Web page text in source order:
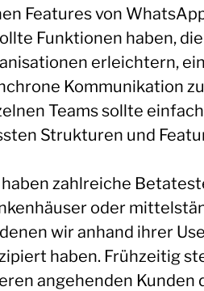
Features von
Funktionen haben,
erleichtern,
Kommunikation
Teams sollte
Strukturen und
zahlreiche
oder
wir anhand ihrer
haben. Frühzeitig
angehenden Kunden